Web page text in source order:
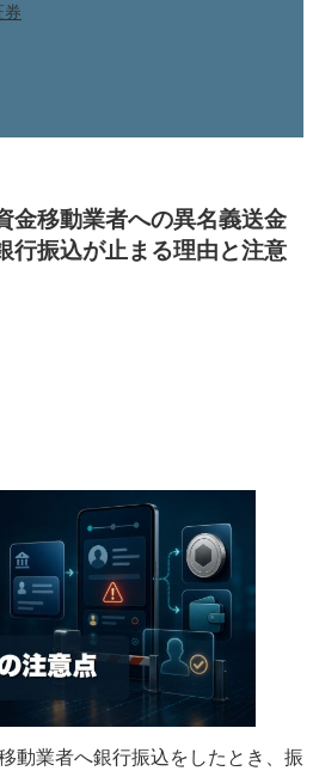
券
金移動業者への異名義送金
行振込が止まる理由と注意
動業者へ銀行振込をしたとき、振